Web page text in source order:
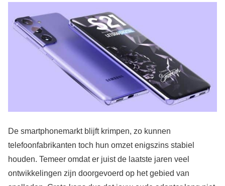
De smartphonemarkt blijft krimpen, zo kunnen
telefoonfabrikanten toch hun omzet enigszins stabiel
houden. Temeer omdat er juist de laatste jaren veel
ontwikkelingen zijn doorgevoerd op het gebied van